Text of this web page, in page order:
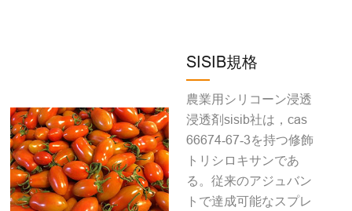
SISIB規格
農業用シリコーン浸透
浸透剤sisib社は，cas
66674‐67‐3を持つ修飾
トリシロキサンであ
る。従来のアジュバン
トで達成可能なスプレ